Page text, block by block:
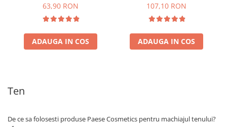
63,90 RON
ADAUGA IN COS
107,10 RON
ADAUGA IN COS
Ten
De ce sa folosesti produse Paese Cosmetics pentru machiajul tenului?